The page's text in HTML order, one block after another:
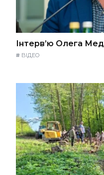
Інтерв’ю Олега
# ВІДЕО